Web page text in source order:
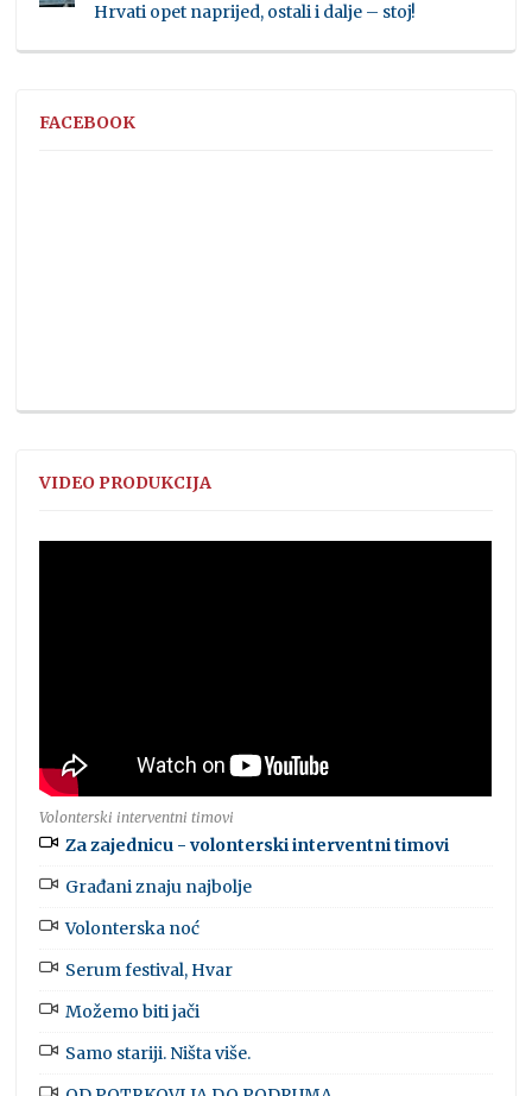
Hrvati opet naprijed, ostali i dalje – stoj!
FACEBOOK
VIDEO PRODUKCIJA
Volonterski interventni timovi
Za zajednicu - volonterski interventni timovi
Građani znaju najbolje
Volonterska noć
Serum festival, Hvar
Možemo biti jači
Samo stariji. Ništa više.